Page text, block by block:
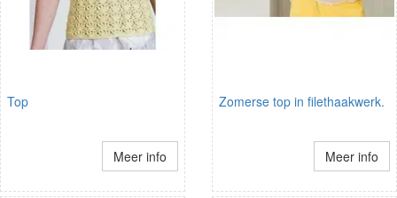
Top
Meer info
Zomerse top in filethaakwerk.
Meer info